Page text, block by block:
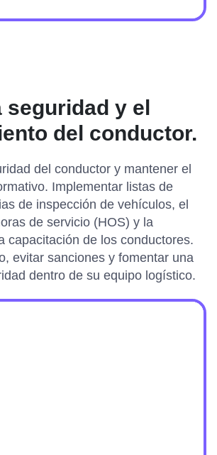
seguridad y el
del conductor.
del conductor y mantener el
Implementar listas de
de inspección de vehículos, el
de servicio (HOS) y la
capacitación de los conductores.
evitar sanciones y fomentar una
dentro de su equipo logístico.